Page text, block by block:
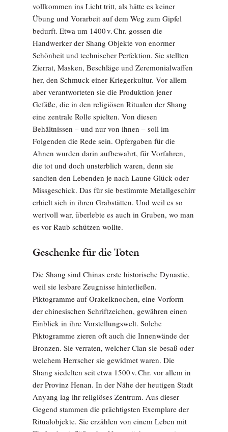
vollkommen ins Licht tritt, als hätte es keiner
Übung und Vorarbeit auf dem Weg zum Gipfel
bedurft. Etwa um 1400 v. Chr. gossen die
Handwerker der Shang Objekte von enormer
Schönheit und technischer Perfektion. Sie stellten
Zierrat, Masken, Beschläge und Zeremonialwaffen
her, den Schmuck einer Kriegerkultur. Vor allem
aber verantworteten sie die Produktion jener
Gefäße, die in den religiösen Ritualen der Shang
eine zentrale Rolle spielten. Von diesen
Behältnissen – und nur von ihnen – soll im
Folgenden die Rede sein. Opfergaben für die
Ahnen wurden darin aufbewahrt, für Vorfahren,
die tot und doch unsterblich waren, denn sie
sandten den Lebenden je nach Laune Glück oder
Missgeschick. Das für sie bestimmte Metallgeschirr
erhielt sich in ihren Grabstätten. Und weil es so
wertvoll war, überlebte es auch in Gruben, wo man
es vor Raub schützen wollte.
Geschenke für die Toten
Die Shang sind Chinas erste historische Dynastie,
weil sie lesbare Zeugnisse hinterließen.
Piktogramme auf Orakelknochen, eine Vorform
der chinesischen Schriftzeichen, gewähren einen
Einblick in ihre Vorstellungswelt. Solche
Piktogramme zieren oft auch die Innenwände der
Bronzen. Sie verraten, welcher Clan sie besaß oder
welchem Herrscher sie gewidmet waren. Die
Shang siedelten seit etwa 1500 v. Chr. vor allem in
der Provinz Henan. In der Nähe der heutigen Stadt
Anyang lag ihr religiöses Zentrum. Aus dieser
Gegend stammen die prächtigsten Exemplare der
Ritualobjekte. Sie erzählen von einem Leben mit